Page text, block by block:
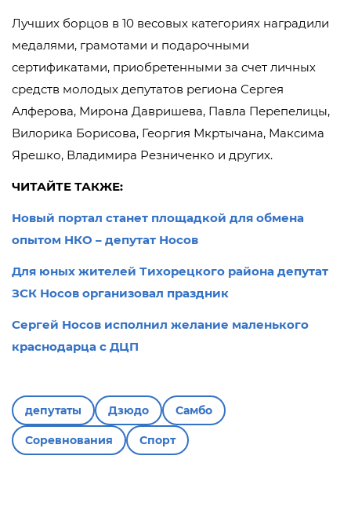
Лучших борцов в 10 весовых категориях наградили
медалями, грамотами и подарочными
сертификатами, приобретенными за счет личных
средств молодых депутатов региона Сергея
Алферова, Мирона Давришева, Павла Перепелицы,
Вилорика Борисова, Георгия Мкртычана, Максима
Ярешко, Владимира Резниченко и других.
ЧИТАЙТЕ ТАКЖЕ:
Новый портал станет площадкой для обмена
опытом НКО – депутат Носов
Для юных жителей Тихорецкого района депутат
ЗСК Носов организовал праздник
Сергей Носов исполнил желание маленького
краснодарца с ДЦП
депутаты Дзюдо Самбо
Соревнования Спорт